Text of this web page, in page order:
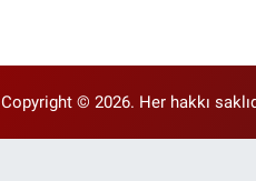
Copyright © 2026. Her hakkı